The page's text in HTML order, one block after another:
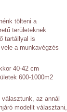
tölteni a
területeknek
tartállyal is
a munkavégzés
40-42 cm
600-1000m2
az annál
modellt választani,